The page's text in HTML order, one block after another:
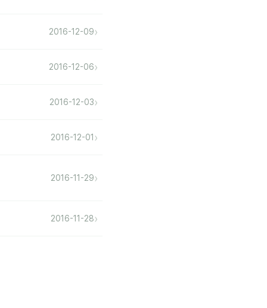
2016-12-09›
2016-12-06›
2016-12-03›
2016-12-01 ›
2016-11-29›
2016-11-28›